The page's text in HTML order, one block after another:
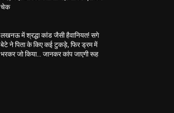
चेक
लखनऊ में श्रद्धा कांड जैसी हैवानियत! सगे
बेटे ने पिता के किए कई टुकड़े, फिर ड्रम में
भरकर जो किया… जानकर कांप जाएगी रूह